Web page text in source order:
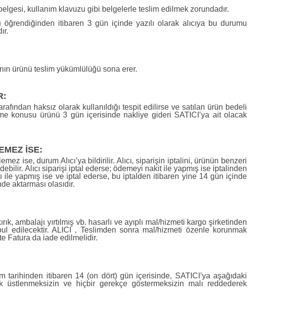
kullanım klavuzu gibi belgelerle teslim edilmek zorundadır.
öğrendiğinden itibaren 3 gün içinde yazılı olarak alıcıya bu durumu
ürünü teslim yükümlülüğü sona erer.
haksız olarak kullanıldığı tespit edilirse ve satılan ürün bedeli
konusu ürünü 3 gün içerisinde nakliye gideri SATICI’ya ait olacak
İSE:
ise, durum Alıcı’ya bildirilir. Alıcı, siparişin iptalini, ürünün benzeri
Alıcı siparişi iptal ederse; ödemeyi nakit ile yapmış ise iptalinden
ile yapmış ise ve iptal ederse, bu iptalden itibaren yine 14 gün içinde
aktarması olasıdır.
ambalajı yırtılmış vb. hasarlı ve ayıplı mal/hizmeti kargo şirketinden
edilecektir. ALICI , Teslimden sonra mal/hizmeti özenle korunmak
Fatura da iade edilmelidir.
tarihinden itibaren 14 (on dört) gün içerisinde, SATICI’ya aşağıdaki
ve hiçbir gerekçe göstermeksizin malı reddederek